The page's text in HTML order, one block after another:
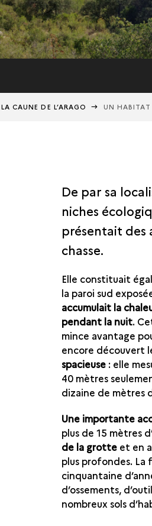
LA CAUNE DE L’ARAGO UN HABITAT
De par sa
niches
présentait des
chasse.
Elle constituait
la paroi sud
accumulait la
pendant la nuit.
mince avantage
encore découvert
spacieuse : elle
40 mètres
dizaine de mètres
Une importante
plus de 15 mètres
de la grotte et en
plus profondes. La
cinquantaine
d’ossements,
nombreux sols